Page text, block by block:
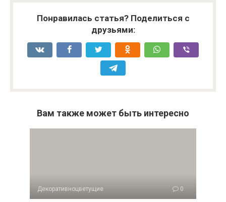
Понравилась статья? Поделиться с
друзьями:
Вам также может быть интересно
Декоративноцветущие 0